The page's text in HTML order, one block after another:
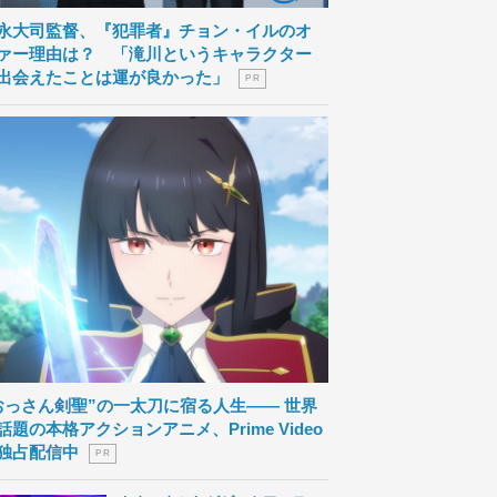
大司監督、『犯罪者』チョン・イルのオ
ー理由は？ 「滝川というキャラクター
会えたことは運が良かった」
P R
っさん剣聖”の一太刀に宿る人生―― 世界
題の本格アクションアニメ、Prime Video
占配信中
P R